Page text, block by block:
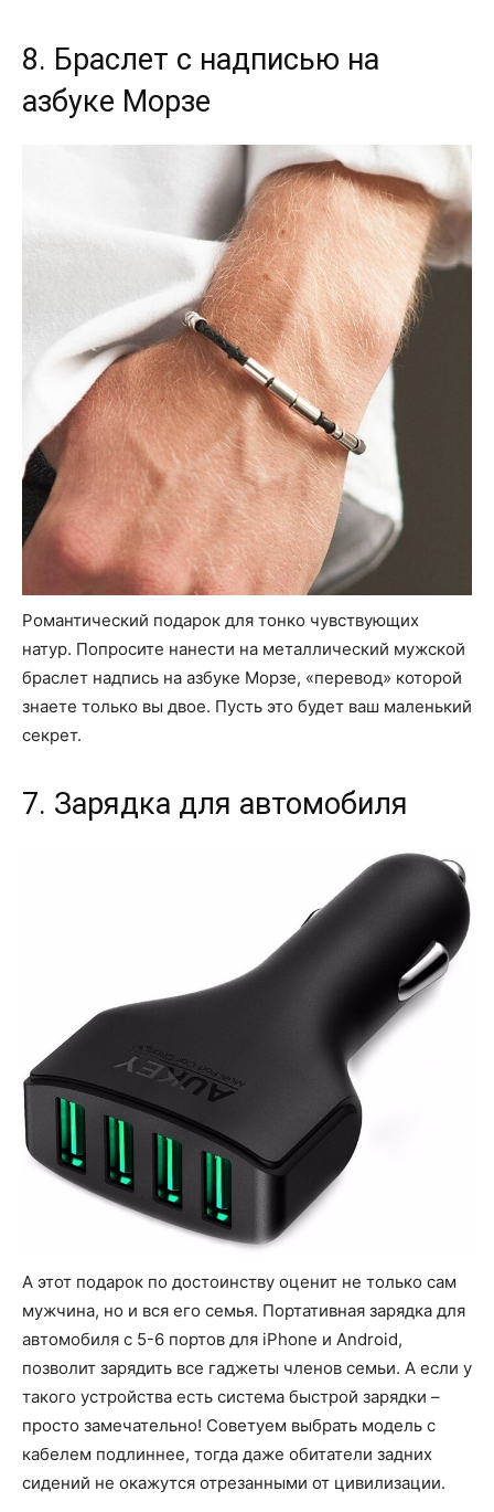
8. Браслет с надписью на
азбуке Морзе
Романтический подарок для тонко чувствующих
натур. Попросите нанести на металлический мужской
браслет надпись на азбуке Морзе, «перевод» которой
знаете только вы двое. Пусть это будет ваш маленький
секрет.
7. Зарядка для автомобиля
А этот подарок по достоинству оценит не только сам
мужчина, но и вся его семья. Портативная зарядка для
автомобиля с 5-6 портов для iPhone и Android,
позволит зарядить все гаджеты членов семьи. А если у
такого устройства есть система быстрой зарядки –
просто замечательно! Советуем выбрать модель с
кабелем подлиннее, тогда даже обитатели задних
сидений не окажутся отрезанными от цивилизации.